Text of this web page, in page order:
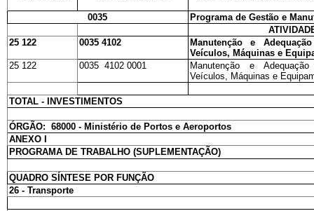
0035
Programa de Gestão e
25 122
0035 4102
Manutenção e
Veículos, Máquinas e
25 122
0035 4102 0001
Manutenção e
Veículos, Máquinas e
TOTAL - INVESTIMENTOS
ÓRGÃO: 68000 - Ministério de Portos e Aeroportos
ANEXO I
PROGRAMA DE TRABALHO (SUPLEMENTAÇÃO)
QUADRO SÍNTESE POR FUNÇÃO
26 - Transporte